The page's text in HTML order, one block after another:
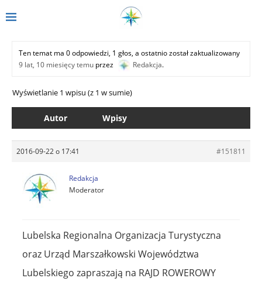
Ten temat ma 0 odpowiedzi, 1 głos, a ostatnio został zaktualizowany
9 lat, 10 miesięcy temu przez Redakcja.
Wyświetlanie 1 wpisu (z 1 w sumie)
Autor Wpisy
2016-09-22 o 17:41 #151811
Redakcja
Moderator
Lubelska Regionalna Organizacja Turystyczna
oraz Urząd Marszałkowski Województwa
Lubelskiego zapraszają na RAJD ROWEROWY